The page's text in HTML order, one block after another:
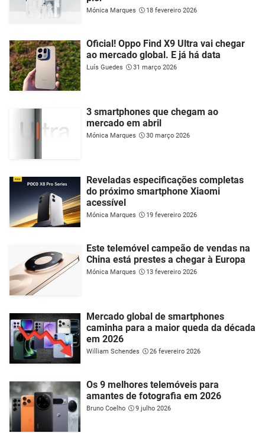
Mónica Marques 18 fevereiro 2026
Oficial! Oppo Find X9 Ultra vai chegar
ao mercado global. E já há data
Luís Guedes 31 março 2026
3 smartphones que chegam ao
mercado em abril
Mónica Marques 30 março 2026
Reveladas especificações completas
do próximo smartphone Xiaomi
acessível
Mónica Marques 19 fevereiro 2026
Este telemóvel campeão de vendas na
China está prestes a chegar à Europa
Mónica Marques 13 fevereiro 2026
Mercado global de smartphones
caminha para a maior queda da década
em 2026
William Schendes 26 fevereiro 2026
Os 9 melhores telemóveis para
amantes de fotografia em 2026
Bruno Coelho 9 julho 2026